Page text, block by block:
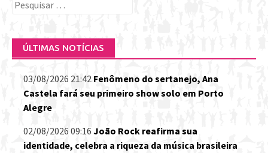
Pesquisar
ÚLTIMAS NOTÍCIAS
03/08/2026 21:42 Fenômeno do sertanejo, Ana
Castela fará seu primeiro show solo em Porto
Alegre
02/08/2026 09:16 João Rock reafirma sua
identidade, celebra a riqueza da música brasileira